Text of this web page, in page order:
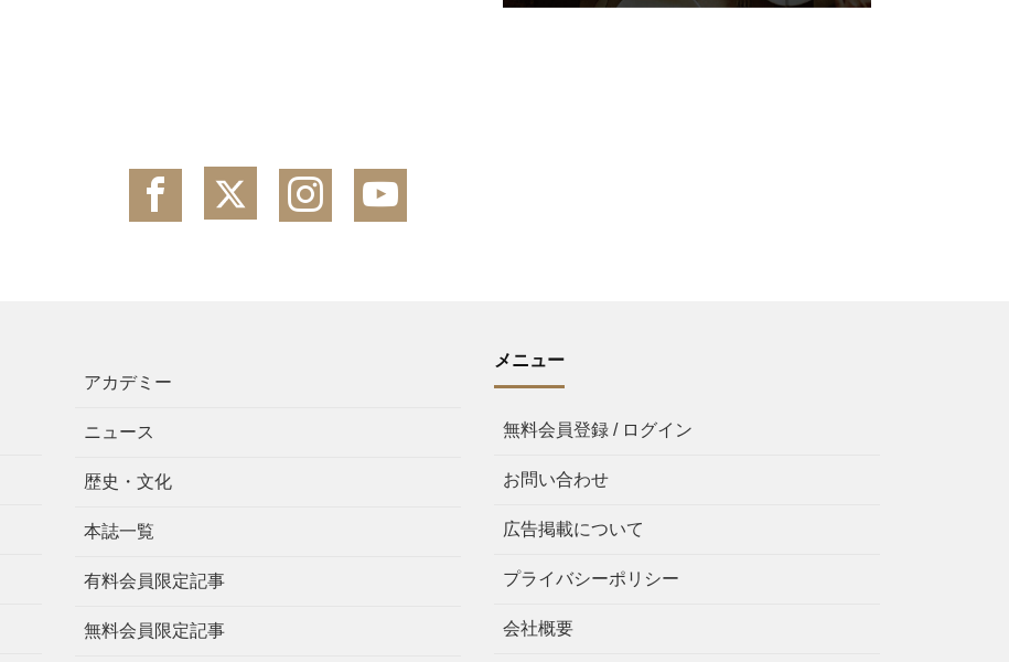
アカデミー
ニュース
歴史・文化
本誌一覧
有料会員限定記事
無料会員限定記事
メニュー
無料会員登録 / ログイン
お問い合わせ
広告掲載について
プライバシーポリシー
会社概要